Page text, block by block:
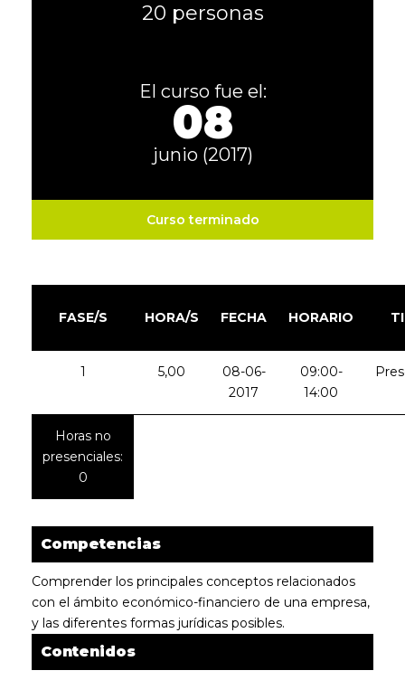
20 personas
El curso fue el:
08
junio (2017)
Curso terminado
FASE/S HORA/S FECHA HORARIO
1 5,00
08-06-
2017
09:00-
14:00
Horas no
presenciales:
0
Competencias
Comprender los principales conceptos relacionados
con el ámbito económico-financiero de una empresa,
y las diferentes formas jurídicas posibles.
Contenidos